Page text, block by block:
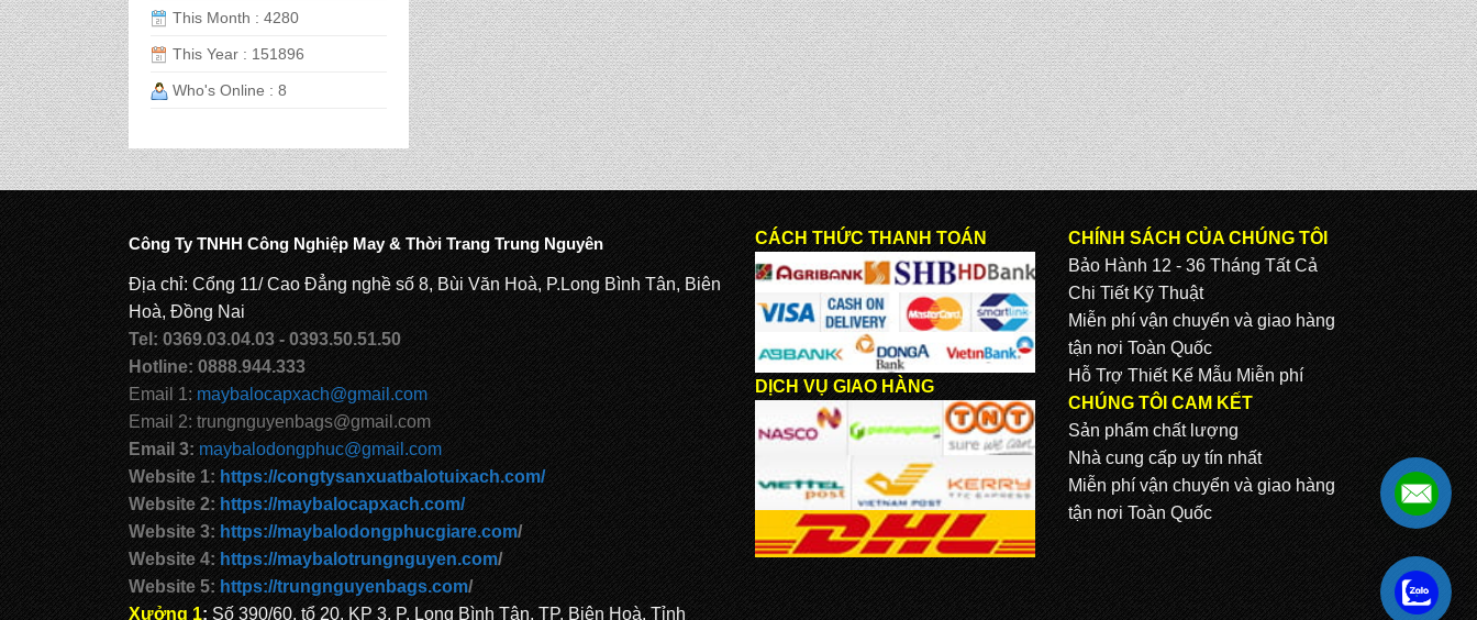
CẶP HỌC SINH
MS: TN 5012
This Month : 4280
This Year : 151896
Who's Online : 8
Công Ty TNHH Công Nghiệp May & Thời Trang Trung Nguyên
Địa chỉ: Cổng 11/ Cao Đẳng nghề số 8, Bùi Văn Hoà, P.Long Bình Tân, Biên
Hoà, Đồng Nai
Tel: 0369.03.04.03 - 0393.50.51.50
Hotline: 0888.944.333
Email 1: maybalocapxach@gmail.com
Email 2: trungnguyenbags@gmail.com
Email 3: maybalodongphuc@gmail.com
Website 1: https://congtysanxuatbalotuixach.com/
Website 2: https://maybalocapxach.com/
Website 3: https://maybalodongphucgiare.com/
Website 4: https://maybalotrungnguyen.com/
Website 5: https://trungnguyenbags.com/
Xưởng 1: Số 390/60, tổ 20, KP 3, P. Long Bình Tân, TP. Biên Hoà, Tỉnh
CÁCH THỨC THANH TOÁN
DỊCH VỤ GIAO HÀNG
CHÍNH SÁCH CỦA CHÚNG TÔI
Bảo Hành 12 - 36 Tháng Tất Cả
Chi Tiết Kỹ Thuật
Miễn phí vận chuyển và giao hàng
tận nơi Toàn Quốc
Hỗ Trợ Thiết Kế Mẫu Miễn phí
CHÚNG TÔI CAM KẾT
Sản phẩm chất lượng
Nhà cung cấp uy tín nhất
Miễn phí vận chuyển và giao hàng
tận nơi Toàn Quốc
.